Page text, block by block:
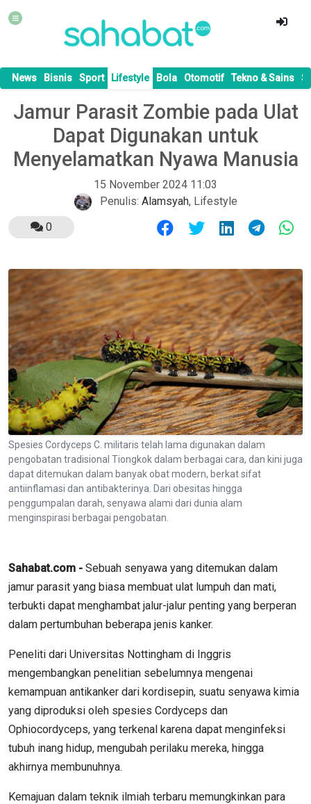
News Bisnis Sport Lifestyle Bola Otomotif Tekno & Sains
Jamur Parasit Zombie pada Ulat
Dapat Digunakan untuk
Menyelamatkan Nyawa Manusia
15 November 2024 11:03
Penulis: Alamsyah, Lifestyle
0
Spesies Cordyceps C. militaris telah lama digunakan dalam
pengobatan tradisional Tiongkok dalam berbagai cara, dan kini juga
dapat ditemukan dalam banyak obat modern, berkat sifat
antiinflamasi dan antibakterinya. Dari obesitas hingga
penggumpalan darah, senyawa alami dari dunia alam
menginspirasi berbagai pengobatan.
Sahabat.com - Sebuah senyawa yang ditemukan dalam
jamur parasit yang biasa membuat ulat lumpuh dan mati,
terbukti dapat menghambat jalur-jalur penting yang berperan
dalam pertumbuhan beberapa jenis kanker.
Peneliti dari Universitas Nottingham di Inggris
mengembangkan penelitian sebelumnya mengenai
kemampuan antikanker dari kordisepin, suatu senyawa kimia
yang diproduksi oleh spesies Cordyceps dan
Ophiocordyceps, yang terkenal karena dapat menginfeksi
tubuh inang hidup, mengubah perilaku mereka, hingga
akhirnya membunuhnya.
Kemajuan dalam teknik ilmiah terbaru memungkinkan para